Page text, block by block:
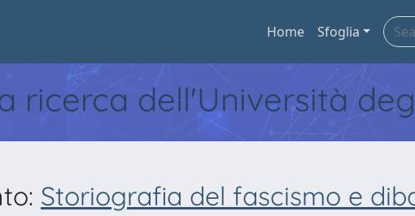
Home Sfoglia
ricerca dell'Università
Storiografia del fascismo e